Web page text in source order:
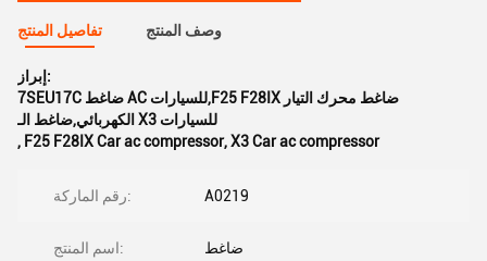
تفاصيل المنتج وصف المنتج
إبراز:
7SEU17C ضاغط AC للسيارات,F25 F28IX ضاغط محرك التيار
الكهربائي,ضاغط الـ X3 للسيارات
, F25 F28IX Car ac compressor,X3 Car ac compressor
رقم الماركة: A0219
اسم المنتج: ضاغط